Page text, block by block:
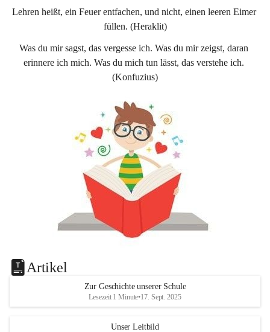
Lehren heißt, ein Feuer entfachen, und nicht, einen leeren Eimer
füllen. (Heraklit)
Was du mir sagst, das vergesse ich. Was du mir zeigst, daran
erinnere ich mich. Was du mich tun lässt, das verstehe ich.
(Konfuzius)
Artikel
Zur Geschichte unserer Schule
Lesezeit 1 Minute•17. Sept. 2025
Unser Leitbild